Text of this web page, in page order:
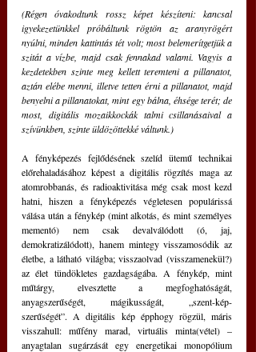
(Régen óvakodtunk rossz képet készíteni: kancsal
igyekezetünkkel próbáltunk rögtön az aranyrögért
nyúlni, minden kattintás tét volt; most belemerítgetjük a
szitát a vízbe, majd csak fennakad valami. Vagyis a
kezdetekben szinte meg kellett teremteni a pillanatot,
aztán elébe menni, illetve tetten érni a pillanatot, majd
benyelni a pillanatokat, mint egy bálna, éhsége terét; de
most, digitális mozaikkockák talmi csillanásaival a
szívünkben, szinte üldözöttekké váltunk.)
A fényképezés fejlődésének szelíd ütemű technikai
előrehaladásához képest a digitális rögzítés maga az
atomrobbanás, és radioaktivitása még csak most kezd
hatni, hiszen a fényképezés végletesen populárissá
válása után a fénykép (mint alkotás, és mint személyes
mementó) nem csak devalválódott (ó, jaj,
demokratizálódott), hanem mintegy visszamosódik az
életbe, a látható világba; visszaolvad (visszamenekül?)
az élet tündökletes gazdagságába. A fénykép, mint
műtárgy, elvesztette a megfoghatóságát,
anyagszerűségét, mágikusságát, „szent-kép-
szerűségét”. A digitális kép épphogy rögzül, máris
visszahull: műfény marad, virtuális minta(vétel) –
anyagtalan sugárzását egy energetikai monopólium